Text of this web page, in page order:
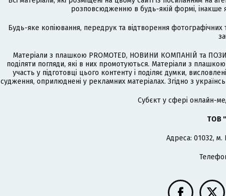
розповсюдженню в будь-якій формі, інакше
Будь-яке копіювання, передрук та відтворення
Матеріали з плашкою PROMOTED, НОВИНИ КОМПАНІЙ та
поділяти погляди, які в них промотуються. Матеріали з
участь у підготовці цього контенту і поділяє думки,
судження, оприлюднені у рекламних матеріалах. Згідно з
Cубєкт у сфері онлайн-
ТОВ
Адреса: 01032, м.